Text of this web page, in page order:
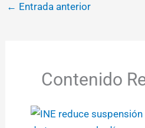
← Entrada anterior
Contenido